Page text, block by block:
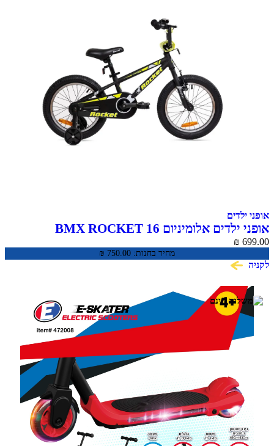
אופני ילדים
אופני ילדים אלומיניום BMX ROCKET 16
מחיר בחנות: ₪ 750.00
₪ 699.00
לקניה